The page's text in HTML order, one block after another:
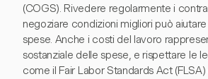
(COGS). Rivedere regolarmente i
negoziare condizioni migliori può
spese. Anche i costi del lavoro
sostanziale delle spese, e rispettare le
come il Fair Labor Standards Act